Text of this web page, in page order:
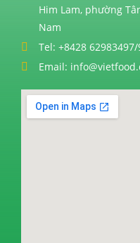
Him Lam, phường
Nam
Tel: +8428
Email: